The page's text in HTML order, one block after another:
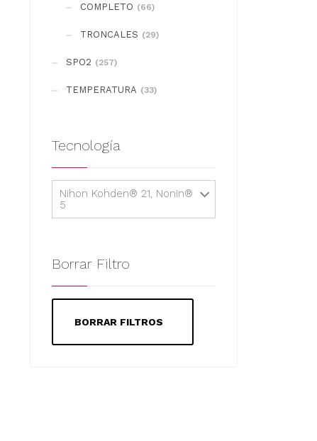
COMPLETO (66)
TRONCALES (29)
SPO2 (257)
TEMPERATURA (33)
Tecnología
Nihon Kohden® 21, Nonin®
5
Borrar Filtro
BORRAR FILTROS